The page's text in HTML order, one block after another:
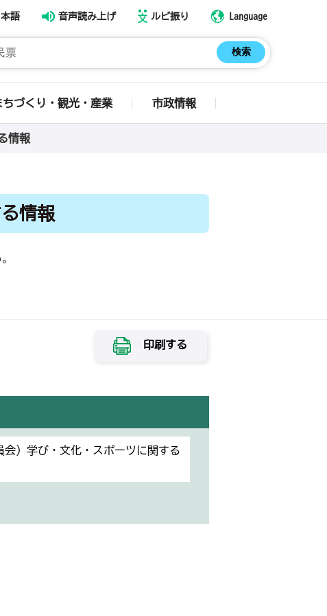
語 音声読み上げ ルビ振り Language
ちづくり・観光・産業 市政情報
情報
情報
印刷する
会）学び・文化・スポーツに関する